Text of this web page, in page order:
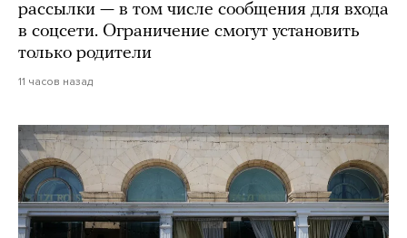
рассылки — в том числе сообщения для входа
в соцсети. Ограничение смогут установить
только родители
11 часов назад